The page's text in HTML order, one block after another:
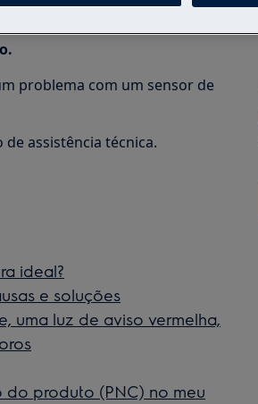
problema com um sensor de
assistência técnica.
ideal?
e soluções
uma luz de aviso vermelha,
do produto (PNC) no meu